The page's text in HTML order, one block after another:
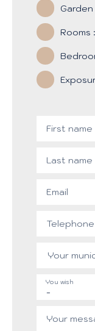
Rooms :
First name
Last name
Email
Telephone
Your
-
You wish
Your